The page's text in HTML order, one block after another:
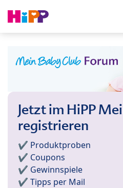
Jetzt im HiPP
registrieren
✔️ Produktproben
✔️ Coupons
✔️ Gewinnspiele
✔️ Tipps per Mail